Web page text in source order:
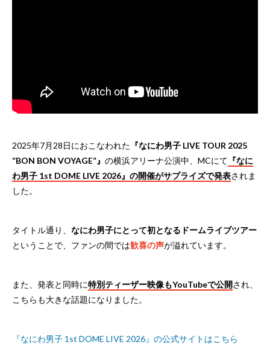
2025年7月28日におこなわれた 『なにわ男子 LIVE TOUR 2025
“BON BON VOYAGE”』 の横浜アリーナ公演中、MCにて 『なに
わ男子 1st DOME LIVE 2026』の開催がサプライズで発表されま
した。
タイトル通り、 なにわ男子にとって初となるドームライブツアー
ということで、ファンの間では歓喜の声が溢れています。
また、発表と同時に特別ティーザー映像もYouTubeで公開され、
こちらも大きな話題になりました。
『なにわ男子 1st DOME LIVE 2026』の公式サイトはこちら